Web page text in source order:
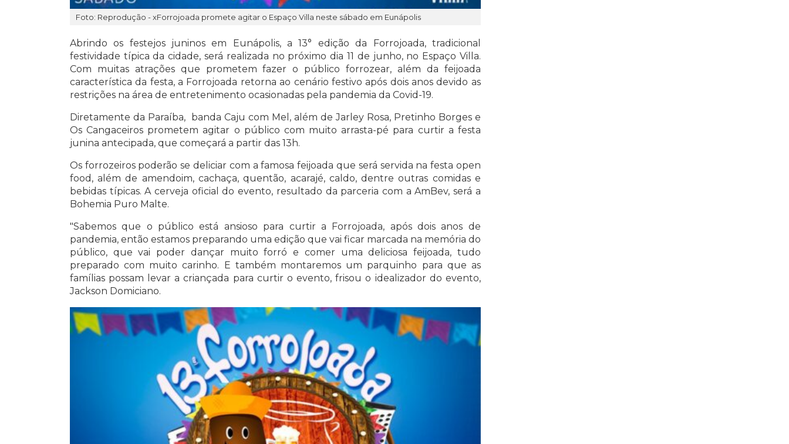
Foto: Reprodução - xForrojoada promete agitar o Espaço Villa neste sábado em Eunápolis
Abrindo os festejos juninos em Eunápolis, a 13° edição da Forrojoada, tradicional
festividade típica da cidade, será realizada no próximo dia 11 de junho, no Espaço Villa.
Com muitas atrações que prometem fazer o público forrozear, além da feijoada
característica da festa, a Forrojoada retorna ao cenário festivo após dois anos devido as
restrições na área de entretenimento ocasionadas pela pandemia da Covid-19.
Diretamente da Paraíba, banda Caju com Mel, além de Jarley Rosa, Pretinho Borges e
Os Cangaceiros prometem agitar o público com muito arrasta-pé para curtir a festa
junina antecipada, que começará a partir das 13h.
Os forrozeiros poderão se deliciar com a famosa feijoada que será servida na festa open
food, além de amendoim, cachaça, quentão, acarajé, caldo, dentre outras comidas e
bebidas típicas. A cerveja oficial do evento, resultado da parceria com a AmBev, será a
Bohemia Puro Malte.
"Sabemos que o público está ansioso para curtir a Forrojoada, após dois anos de
pandemia, então estamos preparando uma edição que vai ficar marcada na memória do
público, que vai poder dançar muito forró e comer uma deliciosa feijoada, tudo
preparado com muito carinho. E também montaremos um parquinho para que as
famílias possam levar a criançada para curtir o evento, frisou o idealizador do evento,
Jackson Domiciano.